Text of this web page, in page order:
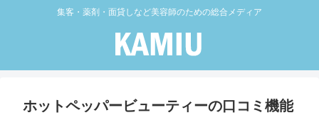
集客・薬剤・面貸しなど美容師のための総合メディア
ホットペッパービューティーの口コミ機能